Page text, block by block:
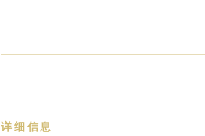
详细信息